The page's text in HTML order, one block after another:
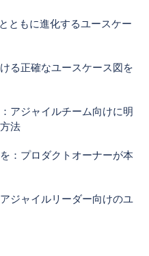
ともに進化するユースケー
る正確なユースケース図を
アジャイルチーム向けに明
法
：プロダクトオーナーが本
ジャイルリーダー向けのユ